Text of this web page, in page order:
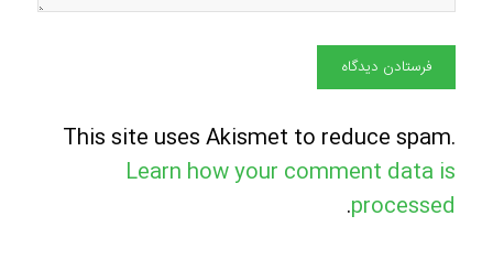
This site uses Akismet to reduce spam.
Learn how your comment data is
processed
.